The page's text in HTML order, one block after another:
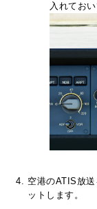
入れてお
空港のATIS放
ットします。